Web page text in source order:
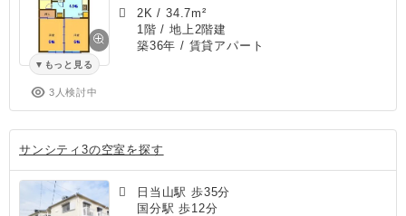
もっと見る
3人検討中
2K /34.7m²
1階 / 地上2階建
築36年 / 賃貸アパート
サンシティ3の空室を探す
日当山駅 歩35分
国分駅 歩12分